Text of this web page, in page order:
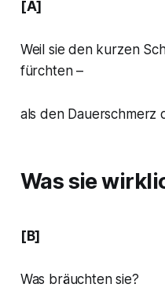
[A]
Weil sie den kurzen
fürchten –
als den Dauerschmerz
Was sie
[B]
Was bräuchten sie?